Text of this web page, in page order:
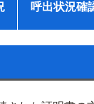
呼出状況確